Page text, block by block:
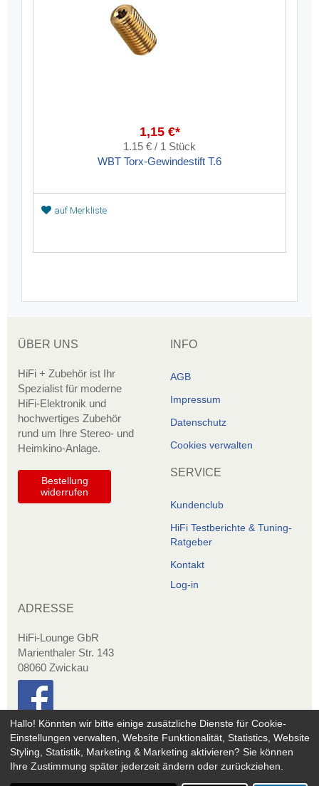
1,15 €*
1.15 € / 1 Stück
WBT Torx-Gewindestift T.6
auf Merkliste
ÜBER UNS
HiFi + Zubehör ist Ihr
Spezialist für moderne
HiFi-Elektronik und
hochwertiges Zubehör
rund um Ihre Stereo- und
Heimkino-Anlage.
Bestellung
widerrufen
INFO
AGB
Impressum
Datenschutz
Cookies verwalten
SERVICE
Kundenclub
HiFi Testberichte & Tuning-
Ratgeber
Kontakt
Log-in
ADRESSE
HiFi-Lounge GbR
Marienthaler Str. 143
08060 Zwickau
Copyright © 2020 - hifi-zubehoer.shop | *Alle Preis inkl. gesetzlicher
MwSt. zuzügl. Versand
Hallo! Könnten wir bitte einige zusätzliche Dienste für Cookie-
Einstellungen verwalten, Website Funktionalität, Statistics, Website
Styling, Statistik, Marketing & Marketing aktivieren? Sie können
Ihre Zustimmung später jederzeit ändern oder zurückziehen.